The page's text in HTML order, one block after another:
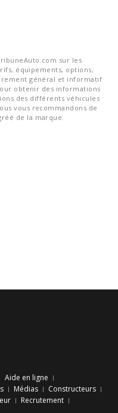
sur les
équipements, options,
général et informatif
obtenir des informations
des différents véhicules
vous recommandons de
de la marque.
Aide en ligne
Médias
Constructeurs
Recrutement